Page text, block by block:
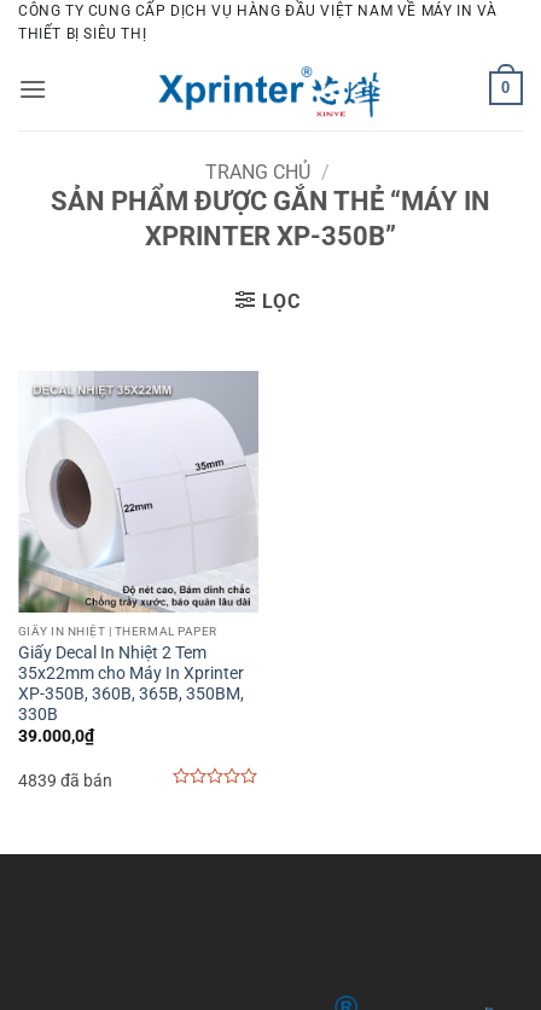
Bỏ
qua
dung
CÔNG TY CUNG CẤP DỊCH VỤ HÀNG ĐẦU VIỆT NAM VỀ MÁY IN VÀ
THIẾT BỊ SIÊU THỊ
0
TRANG CHỦ /
SẢN PHẨM ĐƯỢC GẮN THẺ “MÁY IN
XPRINTER XP-350B”
LỌC
GIẤY IN NHIỆT | THERMAL PAPER
Giấy Decal In Nhiệt 2 Tem
35x22mm cho Máy In Xprinter
XP-350B, 360B, 365B, 350BM,
330B
39.000,0₫
4839 đã bán
5